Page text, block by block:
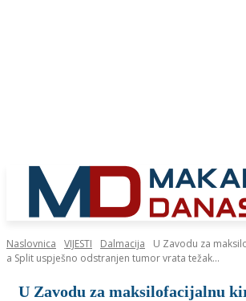
Naslovnica VIJESTI Dalmacija
U Zavodu za
a Split uspješno odstranjen tumor vrata težak...
U Zavodu za maksilofacijalnu